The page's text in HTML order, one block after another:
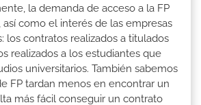
la demanda de acceso a la FP
como el interés de las empresas
los contratos realizados a titulados
realizados a los estudiantes que
universitarios. También sabemos
FP tardan menos en encontrar un
más fácil conseguir un contrato